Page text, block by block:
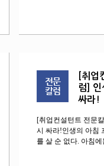
[취업
럼] 인
싸라!
[취업컨설턴트 전문
시 싸라!인생의 아침
를 살 순 없다. 아침에